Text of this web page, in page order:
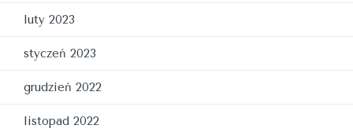
luty 2023
styczeń 2023
grudzień 2022
listopad 2022